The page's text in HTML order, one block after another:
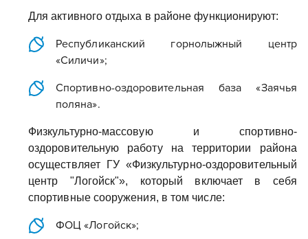
Для активного отдыха в районе функционируют:
Республиканский горнолыжный центр
«Силичи»;
Спортивно-оздоровительная база «Заячья
поляна».
Физкультурно-массовую и спортивно-
оздоровительную работу на территории района
осуществляет ГУ «Физкультурно-оздоровительный
центр "Логойск"», который включает в себя
спортивные сооружения, в том числе:
ФОЦ «Логойск»;